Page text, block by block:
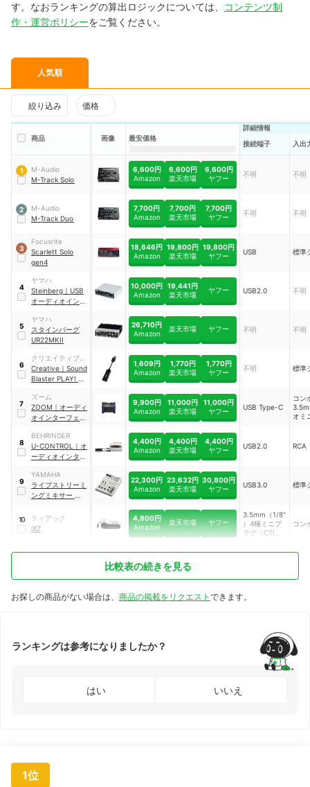
す。なおランキングの算出ロジックについては、
コンテンツ制
作・運営ポリシーをご覧ください。
人気順
絞り込み 価格
商品 画像 最安価格
詳細情報
接続端子
入出
1
M-Audio
M-Track Solo
6,600円
Amazon
6,600円
楽天市場
6,600円
ヤフー
不明 不明
2
M-Audio
M-Track Duo
7,700円
Amazon
7,700円
楽天市場
7,700円
ヤフー
不明 不明
3
Focusrite
Scarlett Solo
gen4
18,646円
Amazon
19,800円
楽天市場
19,800円
ヤフー
USB 標準
4
ヤマハ
Steinberg ｜ USB
オーディオインタ
UR12
10,000円
Amazon
19,441円
楽天市場
ヤフー USB2.0 不明
5
ヤマハ
スタインバーグ
UR22MKII
26,710円
Amazon
楽天市場 ヤフー 不明 不明
6
クリエイティブ・
メディア
Creative ｜ Sound
Blaster PLAY! 3
1,609円
Amazon
1,770円
楽天市場
1,770円
ヤフー
不明 標準
7
ズーム
ZOOM ｜ オーディ
オインターフェイ
9,900円
Amazon
11,000円
楽天市場
11,000円
ヤフー
USB Type-C
コン
オミ
8
BEHRINGER
U-CONTROL
｜ オ
ーディオインター
｜UCA202
4,400円
Amazon
4,400円
楽天市場
4,400円
ヤフー
USB2.0 RCA
9
YAMAHA
ライブストリーミ
ングミキサー
22,300円
Amazon
23,632円
楽天市場
30,800円
ヤフー
USB3.0 標準
10
ティアック
iXZ
4,800円
Amazon
楽天市場 ヤフー
3.5mm（1/8"
）4極ミニプ
ラグ（CTIA規
コン
比較表の続きを見る
お探しの商品がない場合は、 商品の掲載をリクエスト できます。
ランキングは参考になりましたか？
はい いいえ
1位